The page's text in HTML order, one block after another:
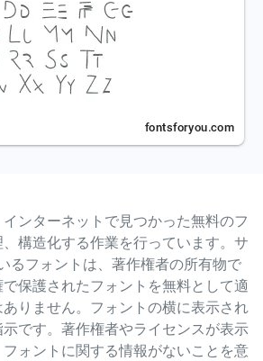
ンターネットで見つかった無料のフ
構造化する作業を行っています。サ
るフォントは、著作権者の所有物で
保護されたフォントを無料として適
りません。フォントの横に表示され
です。著作権者やライセンスが表示
ォントに関する情報がないことを意